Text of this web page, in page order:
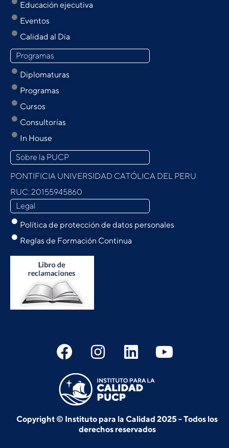
Educación ejecutiva
Eventos
Calidad al Día
Programas
Diplomaturas
Programas
Cursos
Consultorías
In House
Sobre la PUCP
PONTIFICIA UNIVERSIDAD CATÓLICA DEL PERU
RUC: 20155945860
Legal
Política de protección de datos personales
Reglas de Formación Continua
Copyright © Instituto para la Calidad 2025 - Todos los
derechos reservados